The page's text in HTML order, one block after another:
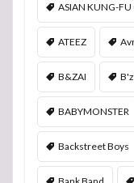
ASIAN KUNG-FU
ATEEZ
B&ZAI B'z
BABYMONSTER
Backstreet Boys